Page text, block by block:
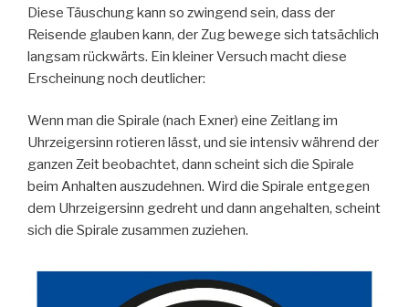
Diese Täuschung kann so zwingend sein, dass der
Reisende glauben kann, der Zug bewege sich tatsächlich
langsam rückwärts. Ein kleiner Versuch macht diese
Erscheinung noch deutlicher:
Wenn man die Spirale (nach Exner) eine Zeitlang im
Uhrzeigersinn rotieren lässt, und sie intensiv während der
ganzen Zeit beobachtet, dann scheint sich die Spirale
beim Anhalten auszudehnen. Wird die Spirale entgegen
dem Uhrzeigersinn gedreht und dann angehalten, scheint
sich die Spirale zusammen zuziehen.